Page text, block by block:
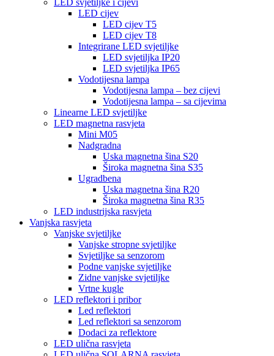
LED svjetiljke i cijevi
LED cijev
LED cijev T5
LED cijev T8
Integrirane LED svjetiljke
LED svjetiljka IP20
LED svjetiljka IP65
Vodotijesna lampa
Vodotijesna lampa – bez cijevi
Vodotijesna lampa – sa cijevima
Linearne LED svjetiljke
LED magnetna rasvjeta
Mini M05
Nadgradna
Uska magnetna šina S20
Široka magnetna šina S35
Ugradbena
Uska magnetna šina R20
Široka magnetna šina R35
LED industrijska rasvjeta
Vanjska rasvjeta
Vanjske svjetiljke
Vanjske stropne svjetiljke
Svjetiljke sa senzorom
Podne vanjske svjetiljke
Zidne vanjske svjetiljke
Vrtne kugle
LED reflektori i pribor
Led reflektori
Led reflektori sa senzorom
Dodaci za reflektore
LED ulična rasvjeta